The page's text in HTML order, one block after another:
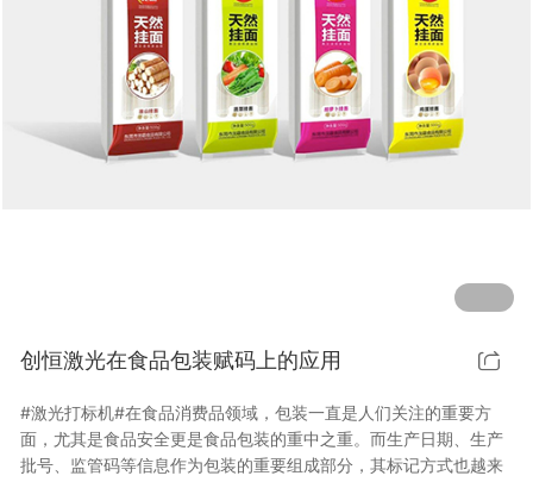
在线飞行激光打标机
CX-3D系列激光打标机
管材激光切割机
创恒激光机械手臂激光焊接机
电机定转子铁芯单工位激光焊接机
新能源汽车零配件激光焊接机
新能源电机定子铁芯激光焊接产线
新能源电机转子铁芯自动检测压铆产线
激光清洗系列
创恒激光清洗机
激光加工服务
水泵风机行业
眼镜行业
礼品定制
家电行业
科技创恒
加入创恒
世界杯押注外网_2026世界杯指定网址
展会活动
记
录
创恒激光在食品包装赋码上的应用
#激光打标机#在食品消费品领域，包装一直是人们关注的重要方
面，尤其是食品安全更是食品包装的重中之重。而生产日期、生产
批号、监管码等信息作为包装的重要组成部分，其标记方式也越来